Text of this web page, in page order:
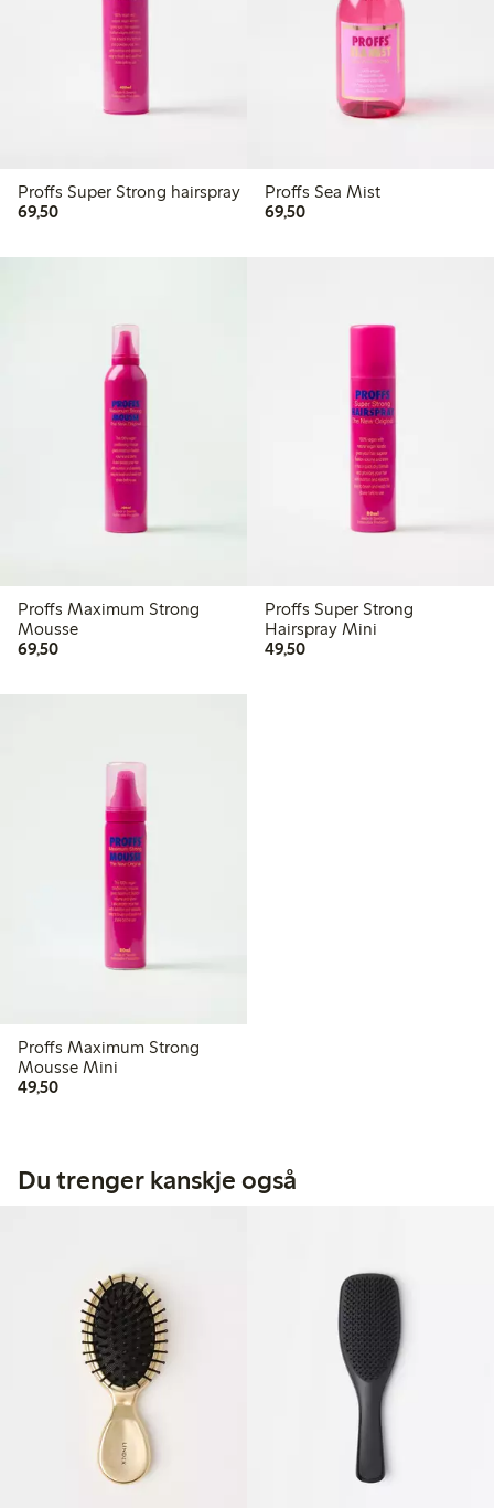
Proffs Super Strong hairspray
69,5069,50 kr
Proffs Sea Mist
69,5069,50 kr
Proffs Maximum Strong
Mousse
69,5069,50 kr
Proffs Super Strong
Hairspray Mini
49,5049,50 kr
Proffs Maximum Strong
Mousse Mini
49,5049,50 kr
Du trenger kanskje også